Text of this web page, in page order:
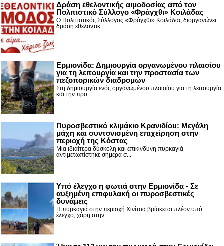
Δράση εθελοντικής αιμοδοσίας από τον
Πολιτιστικό Σύλλογο «Φράγχθι» Κοιλάδας
Ο Πολιτιστικός Σύλλογος «Φράγχθι» Κοιλάδας διοργανώνει
δράση εθελοντικ...
Ερμιονίδα: Δημιουργία οργανωμένου πλαισίου
για τη λειτουργία και την προστασία των
πεζοπορικών διαδρομών
Στη δημιουργία ενός οργανωμένου πλαισίου για τη λειτουργία
και την προ...
Πυροσβεστικό κλιμάκιο Κρανιδίου: Μεγάλη
μάχη και συντονισμένη επιχείρηση στην
περιοχή της Κόστας
Μια ιδιαίτερα δύσκολη και επικίνδυνη πυρκαγιά
αντιμετωπίστηκε σήμερα σ...
Υπό έλεγχο η φωτιά στην Ερμιονίδα - Σε
αυξημένη επιφυλακή οι πυροσβεστικές
δυνάμεις
Η πυρκαγιά στην περιοχή Χινίτσα βρίσκεται πλέον υπό
έλεγχο, χάρη στην ...